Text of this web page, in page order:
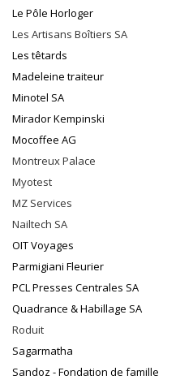
Le Pôle Horloger
Les Artisans Boîtiers SA
Les têtards
Madeleine traiteur
Minotel SA
Mirador Kempinski
Mocoffee AG
Montreux Palace
Myotest
MZ Services
Nailtech SA
OIT Voyages
Parmigiani Fleurier
PCL Presses Centrales SA
Quadrance & Habillage SA
Roduit
Sagarmatha
Sandoz - Fondation de famille